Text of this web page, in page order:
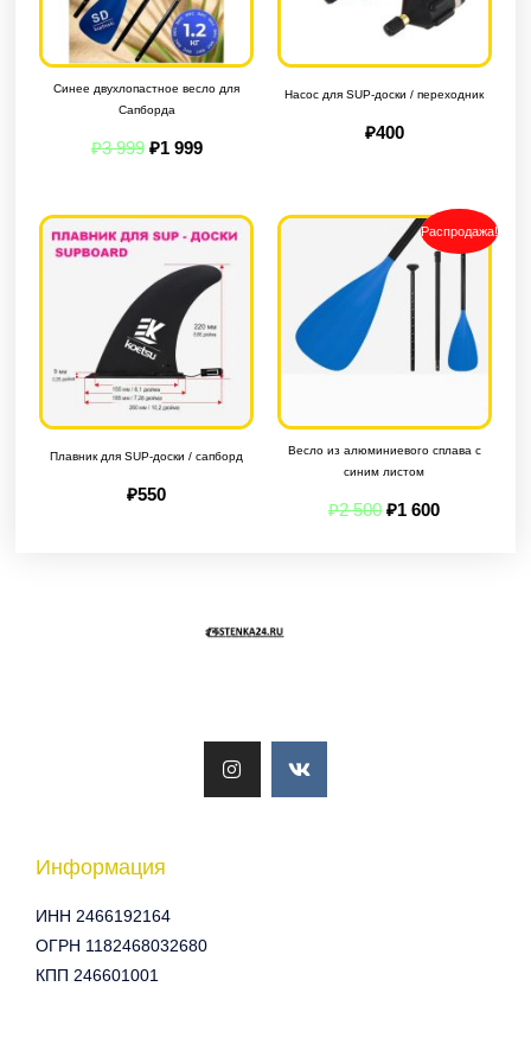
Синее двухлопастное весло для
Сапборда
₽3 999 ₽1 999
Насос для SUP-доски / переходник
₽400
Плавник для SUP-доски / сапборд
₽550
Распродажа!
Весло из алюминиевого сплава с
синим листом
₽2 500
цена
составляла
500.
₽1 600
Текущая
цена:
₽1
t
a
Информация
ИНН 2466192164
ОГРН 1182468032680
КПП 246601001